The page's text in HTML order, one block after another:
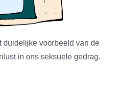
duidelijke voorbeeld van de
in ons seksuele gedrag.